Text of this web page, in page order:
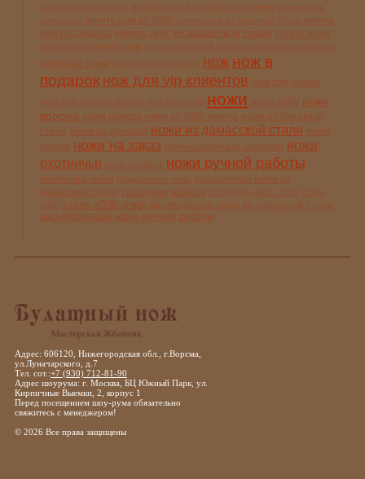
купить нож из дамасской стали
купить охотничий нож
кухонные ножи нож нож в
подарок нож для vip клиентов нож для охоты
ножи
ножи
ворсма
ножи дамаск
ножи из булатной
ножи из дамасской стали
ножи
ножи на заказ
ножи
охотничьи
ножи ручной работы
охотничьи ножи
складники жбанов
сталь s390 ножи
эксклюзивные ножи ручной работы
Адрес: 606120, Нижегородская обл., г.Ворсма,
ул.Луначарского, д.7
Тел. сот.:+7 (930) 712-81-90
Адрес шоурума: г. Москва, БЦ Южный Парк, ул.
Кирпичные Выемки, 2, корпус 1
Перед посещением шоу-рума обязательно
свяжитесь с менеджером!
© 2026 Все права защищены